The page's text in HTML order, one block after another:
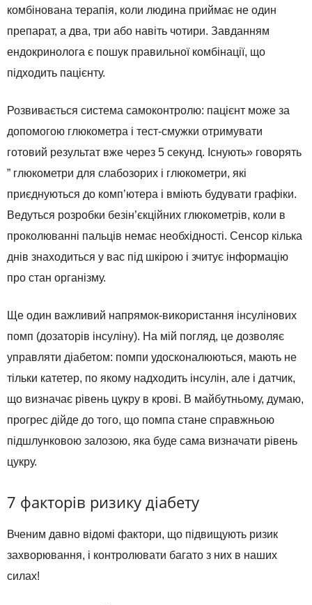
комбінована терапія, коли людина приймає не один
препарат, а два, три або навіть чотири. Завданням
ендокринолога є пошук правильної комбінації, що
підходить пацієнту.
Розвивається система самоконтролю: пацієнт може за
допомогою глюкометра і тест-смужки отримувати
готовий результат вже через 5 секунд. Існують» говорять
” глюкометри для слабозорих і глюкометри, які
приєднуються до комп’ютера і вміють будувати графіки.
Ведуться розробки безін’єкційних глюкометрів, коли в
проколюванні пальців немає необхідності. Сенсор кілька
днів знаходиться у вас під шкірою і зчитує інформацію
про стан організму.
Ще один важливий напрямок-використання інсулінових
помп (дозаторів інсуліну). На мій погляд, це дозволяє
управляти діабетом: помпи удосконалюються, мають не
тільки катетер, по якому надходить інсулін, але і датчик,
що визначає рівень цукру в крові. В майбутньому, думаю,
прогрес дійде до того, що помпа стане справжньою
підшлунковою залозою, яка буде сама визначати рівень
цукру.
7 факторів ризику діабету
Вченим давно відомі фактори, що підвищують ризик
захворювання, і контролювати багато з них в наших
силах!